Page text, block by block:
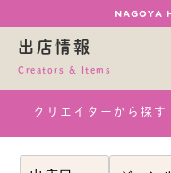
出店情報
Creators & Items
クリエイターから探す